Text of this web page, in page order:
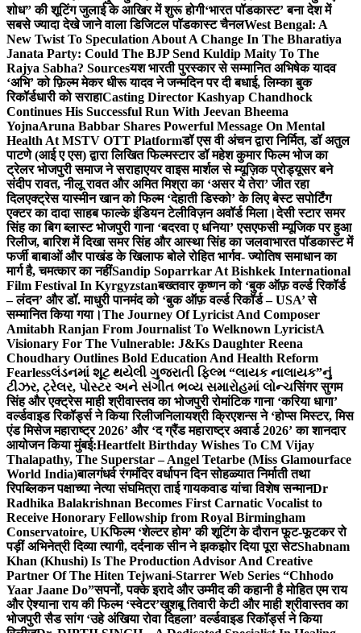
शोध” की शूटिंग जुलाई के आखिर में शुरू होगी‘भारत पॉडकास्ट’ बना देश में
सबसे ज्यादा देखे जाने वाला डिजिटल पॉडकास्ट चैनलWest Bengal: A
New Twist To Speculation About A Change In The Bharatiya
Janata Party: Could The BJP Send Kuldip Maity To The
Rajya Sabha? Sourcesयश भारती पुरस्कार से सम्मानित अभिषेक यादव
‘अभि’ को फ़िल्म मेकर धीरू यादव ने जन्मदिन पर दी बधाई, लिम्का बुक
रिकॉर्डधारी को सराहाCasting Director Kashyap Chandhock
Continues His Successful Run With Jeevan Bheema
YojnaAruna Babbar Shares Powerful Message On Mental
Health At MSTV OTT Platformडॉ एस वी अंचन द्वारा निर्मित, डॉ अतुल
पाटणे (आई ए एस) द्वारा लिखित फिल्मस्टार डॉ महेश कुमार फिल्म भोज का
ट्रेलर भोजपुरी समाज ने सराहाएयर वाइस मार्शल से म्यूज़िक प्रोड्यूसर बने
संदीप रावत, नीलू रावत और अमित मिश्रा का ‘असर ये तेरा’ जीत रहा
दिलएक्ट्रेस यास्मीन खान को फिल्म ‘देहाती डिस्को’ के लिए बेस्ट सपोर्टिंग
एक्टर का दादा साहब फाल्के इंडियन टेलीविज़न अवॉर्ड मिला।देसी स्टार समर
सिंह का बिग ब्लास्ट भोजपुरी गाना ‘बदरवा ए धनिया’ एसएफसी म्यूजिक पर हुआ
रिलीज, बारिश में दिखा समर सिंह और आस्था सिंह का जलवाभारत पॉडकास्ट में
फर्जी बाबाओं और पाखंड के खिलाफ बोले रोहित भार्गव- ज्योतिष समाधान का
मार्ग है, चमत्कार का नहींSandip Soparrkar At Bishkek International
Film Festival In Kyrgyzstanबख्तवार कृष्णन को ‘बुक ऑफ़ वर्ल्ड रिकॉर्ड
– लंदन’ और डॉ. माधुरी पानमंद को ‘बुक ऑफ़ वर्ल्ड रिकॉर्ड – USA’ से
सम्मानित किया गया।The Journey Of Lyricist And Composer
Amitabh Ranjan From Journalist To Welknown LyricistA
Visionary For The Vulnerable: J&Ks Daughter Reena
Choudhary Outlines Bold Education And Health Reform
Fearlessલંડનમાં શૂટ થયેલી ગુજરાતી ફિલ્મ “લાયક નાલાયક”નું
ટીઝર, ટ્રેલર, પોસ્ટર અને સંગીત ભવ્ય સમારોહમાં લોન્ચसिंगर सुगम
सिंह और एक्ट्रेस माही श्रीवास्तव का भोजपुरी रोमांटिक गाना ‘करिया धागा’
वर्ल्डवाइड रिकॉर्ड्स ने किया रिलीजनिलायश्री क्रिएशन्स ने ‘होप्स मिस्टर, मिस
एंड मिसेज महाराष्ट्र 2026’ और ‘द ग्रैंड महाराष्ट्र अवार्ड 2026’ का शानदार
आयोजन किया मुंबई:Heartfelt Birthday Wishes To CM Vijay
Thalapathy, The Superstar – Angel Tetarbe (Miss Glamourface
World India)बालगंधर्व रंगमंदिर वर्धापन दिन सोहळ्यात निर्माती तथा
रिपब्लिकन पक्षाच्या नेत्या संघमित्रा ताई गायकवाड यांचा विशेष सन्मानDr
Radhika Balakrishnan Becomes First Carnatic Vocalist to
Receive Honorary Fellowship from Royal Birmingham
Conservatoire, UKफिल्म ‘शेल्टर होम’ की शूटिंग के दौरान फूट-फूटकर रो
पड़ीं अभिनेत्री दिव्या त्यागी, दर्दनाक सीन ने झकझोर दिया पूरा सेटShabnam
Khan (Khushi) Is The Production Advisor And Creative
Partner Of The Hiten Tejwani-Starrer Web Series “Chhodo
Yaar Jaane Do”सपनों, पक्के इरादे और उम्मीद की कहानी है मोहित एम राय
और ऐश्याना राय की फिल्म ‘स्वेटर’खुशबू तिवारी केटी और माही श्रीवास्तव का
भोजपुरी सैड सांग ‘उहे अंखिया रोवा दिहला’ वर्ल्डवाइड रिकॉर्ड्स ने किया